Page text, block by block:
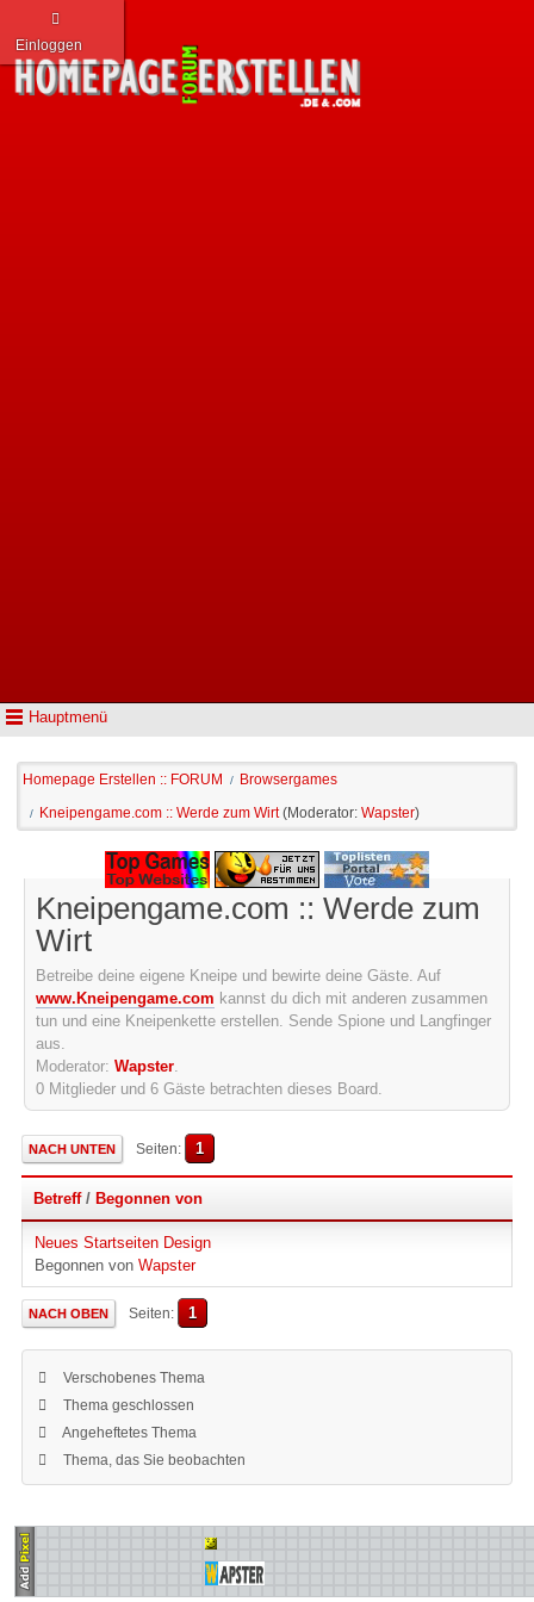
Hauptmenü
Einloggen
Homepage Erstellen :: FORUM / Browsergames
/ Kneipengame.com :: Werde zum Wirt (Moderator: Wapster)
Kneipengame.com :: Werde zum
Wirt
Betreibe deine eigene Kneipe und bewirte deine Gäste. Auf
www.Kneipengame.com kannst du dich mit anderen zusammen
tun und eine Kneipenkette erstellen. Sende Spione und Langfinger
aus.
Moderator: Wapster.
0 Mitglieder und 6 Gäste betrachten dieses Board.
NACH UNTEN Seiten 1
Betreff/ Begonnen von
Neues Startseiten Design
Begonnen von Wapster
NACH OBEN Seiten 1
Verschobenes Thema
Thema geschlossen
Angeheftetes Thema
Thema, das Sie beobachten